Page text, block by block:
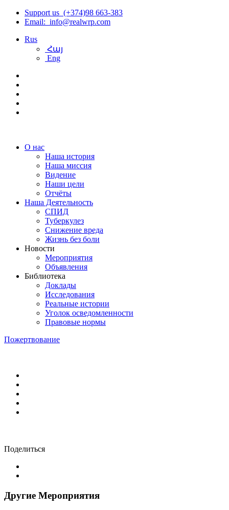
Support us (+374)98 663-383
Email: info@realwrp.com
Rus
Հայ
Eng
О нас
Наша история
Наша миссия
Видение
Наши цели
Отчёты
Наша Деятельность
СПИД
Туберкулез
Снижение вреда
Жизнь без боли
Новости
Мероприятия
Объявления
Библиотека
Доклады
Исследования
Реальные истории
Уголок осведомленности
Правовые нормы
Пожертвование
Поделиться
Другие Мероприятия